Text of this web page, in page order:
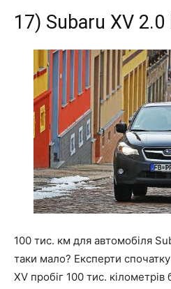
17) Subaru XV 2.0
100 тис. км для автомобіля
таки мало? Експерти
XV пробіг 100 тис.